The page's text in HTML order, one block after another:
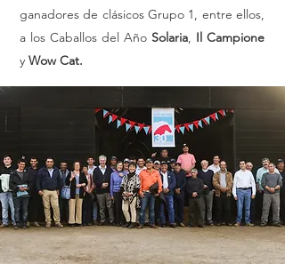
ganadores de clásicos Grupo 1, entre ellos,
a los Caballos del Año Solaria, Il Campione
y Wow Cat.